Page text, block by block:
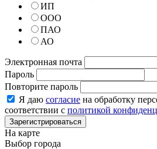
ИП
ООО
ПАО
АО
Электронная почта
Пароль
Повторите пароль
Я даю согласие на обработку
соответствии с политикой
На карте
Выбор города